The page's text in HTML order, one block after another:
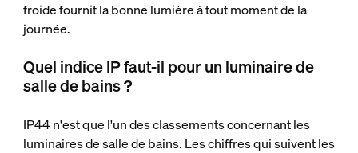
froide fournit la bonne lumière à tout moment de la
journée.
Quel indice IP faut-il pour un luminaire de
salle de bains ?
IP44 n'est que l'un des classements concernant les
luminaires de salle de bains. Les chiffres qui suivent les